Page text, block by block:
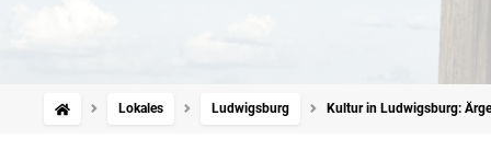
Lokales Ludwigsburg Kultur in Ludwigsburg: